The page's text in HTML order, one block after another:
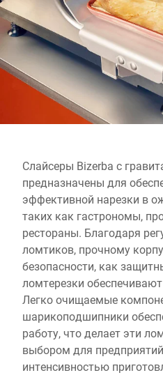
Глобальный веб -сайт
Слайсеры Bizerba с
предназначены для
эффективной нарезки в
таких как гастрономы,
рестораны. Благодаря
ломтиков, прочному
безопасности, как
ломтерезки
Легко очищаемые
шарикоподшипники
работу, что делает эти
выбором для
интенсивностью